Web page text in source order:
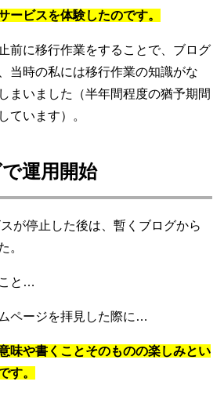
ービスを体験したのです。
前に移行作業をすることで、ブログ
当時の私には移行作業の知識がな
まいました（半年間程度の猶予期間
ています）。
運用開始
が停止した後は、暫くブログから
。
と…
ページを拝見した際に…
味や書くことそのものの楽しみとい
す。